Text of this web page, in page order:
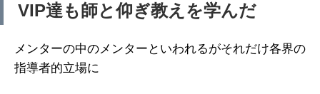
VIP達も師と仰ぎ教えを学んだ
メンターの中のメンターといわれるがそれだけ各界の
指導者的立場に